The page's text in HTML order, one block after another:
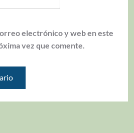
electrónico y web en este
vez que comente.